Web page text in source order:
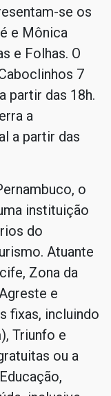
se os
e Mônica
e Folhas. O
7
partir das 18h.
a
a partir das
o
instituição
do
Atuante
Zona da
e
fixas, incluindo
Triunfo e
ou a